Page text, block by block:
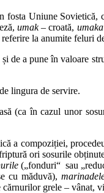
Uniune Sovietică,
umak– croată, umaka
la anumite feluri
de a pune în valoare
lingura de servire.
(ca în cazul unor
a compoziției,
ori sosurile
(„fonduri“ sau
cu măduvă),
cărnurilor grele – vânat,